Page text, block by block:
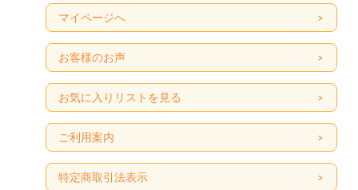
マイページへ
お客様のお声
お気に入りリストを見る
ご利用案内
特定商取引法表示